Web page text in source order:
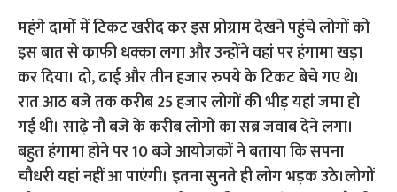
महंगे दामों में टिकट खरीद कर इस प्रोग्राम देखने पहुंचे लोगों को
इस बात से काफी धक्का लगा और उन्होंने वहां पर हंगामा खड़ा
कर दिया। दो, ढाई और तीन हजार रुपये के टिकट बेचे गए थे।
रात आठ बजे तक करीब 25 हजार लोगों की भीड़ यहां जमा हो
गई थी। साढ़े नौ बजे के करीब लोगों का सब्र जवाब देने लगा।
बहुत हंगामा होने पर 10 बजे आयोजकों ने बताया कि सपना
चौधरी यहां नहीं आ पाएंगी। इतना सुनते ही लोग भड़क उठे।लोगों